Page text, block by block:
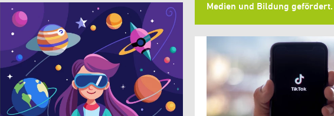
Medien und Bildung gefördert.